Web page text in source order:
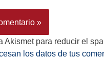
Akismet para reducir el
los datos de tus